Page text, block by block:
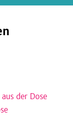
der Dose